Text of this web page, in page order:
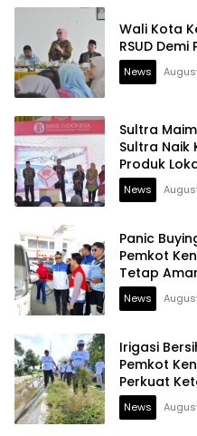
Wali Kota
RSUD
News
Sultra
Sultra Naik
Produk
News
Panic
Pemkot
Tetap
News
Irigasi
Pemkot
Perkuat
News